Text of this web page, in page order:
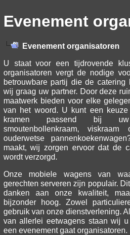
Evenement
Evenement organisatoren
U staat voor een tijdrovende
organisatoren vergt de nodige
betrouwbare partij die de catering
wij graag uw partner. Door deze
maatwerk bieden voor elke
van het woord. U kunt een
kramen passend bij
smoutenbollenkraam,
ouderwetse
maakt, wij zorgen ervoor dat de
wordt verzorgd.
Onze mobiele wagens van
gerechten serveren zijn populair.
danken aan onze kwaliteit,
bijzonder hoog. Zowel
gebruik van onze dienstverlening.
van allerlei eetwagens staan wij
een evenement gaat organisatoren.